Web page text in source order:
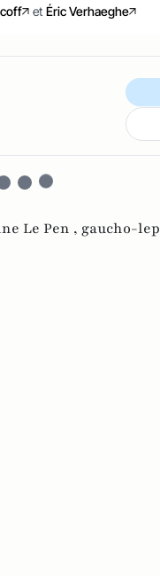
et Éric Verhaeghe
Le Pen , gaucho-